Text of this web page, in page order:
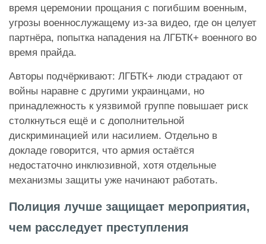
время церемонии прощания с погибшим военным,
угрозы военнослужащему из-за видео, где он целует
партнёра, попытка нападения на ЛГБТК+ военного во
время прайда.
Авторы подчёркивают: ЛГБТК+ люди страдают от
войны наравне с другими украинцами, но
принадлежность к уязвимой группе повышает риск
столкнуться ещё и с дополнительной
дискриминацией или насилием. Отдельно в
докладе говорится, что армия остаётся
недостаточно инклюзивной, хотя отдельные
механизмы защиты уже начинают работать.
Полиция лучше защищает мероприятия,
чем расследует преступления